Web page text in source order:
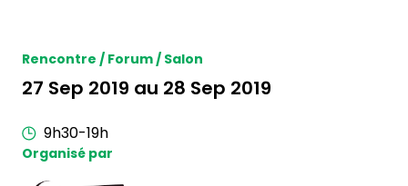
Rencontre / Forum / Salon
27 Sep 2019 au 28 Sep 2019
9h30-19h
Organisé par